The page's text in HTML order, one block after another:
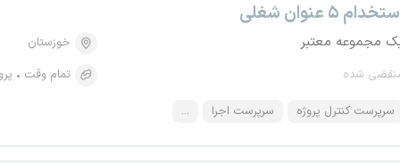
۵ عنوان شغلی
مجموعه معتبر
شده
خوزستان
تمام وقت
سرپرست کنترل پروژه سرپرست اجرا ...